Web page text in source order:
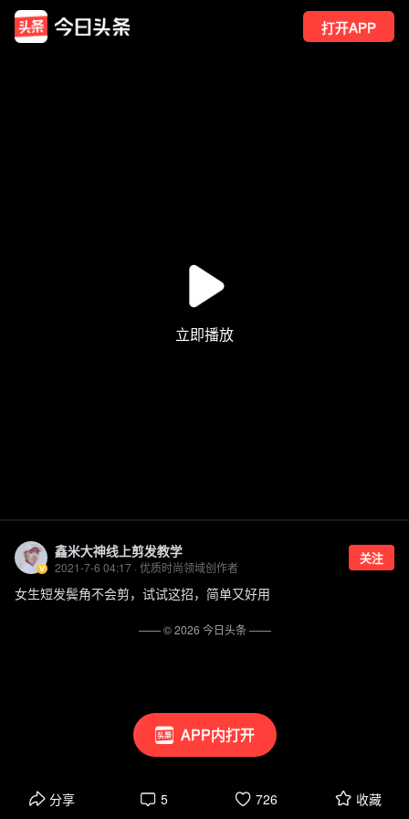
打开APP
APP内打开
鑫米大神线上剪发教学
2021-7-6 04:17 · 优质时尚领域创作者
关注
女生短发鬓角不会剪，试试这招，简单又好用
分享 5 726 收藏
—— ©2026 今日头条——